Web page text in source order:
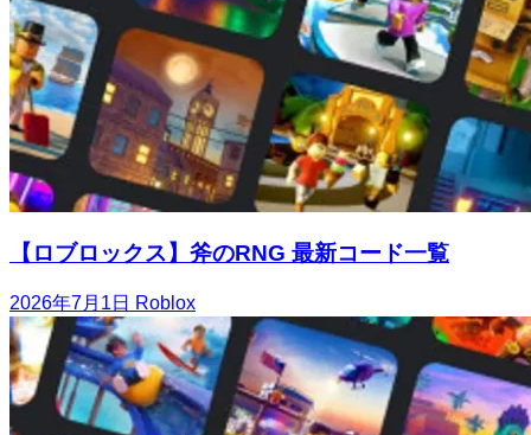
【ロブロックス】斧のRNG 最新コード一覧
2026年7月1日 Roblox